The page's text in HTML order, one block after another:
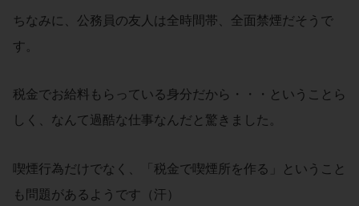
ちなみに、公務員の友人は全時間帯、全面禁煙だそうで
す。
税金でお給料もらっている身分だから・・・ということら
しく、なんて過酷な仕事なんだと驚きました。
喫煙行為だけでなく、「税金で喫煙所を作る」ということ
も問題があるようです（汗）